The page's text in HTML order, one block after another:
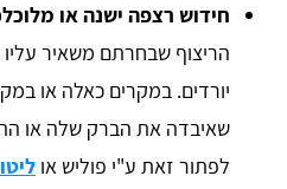
חידוש רצפה ישנה או
הריצוף שבחרתם משאיר
יורדים. במקרים כאלה או
שאיבדה את הברק שלה או
לפתור זאת ע"י פוליש או